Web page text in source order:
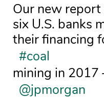
Our new
six U.S. banks
their financing
#coal
mining in
@jpmorgan